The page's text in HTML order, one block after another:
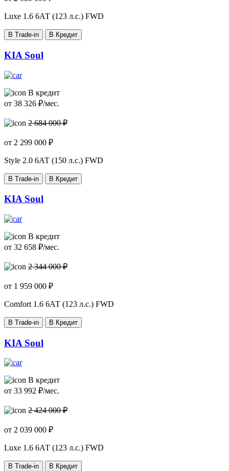
Luxe 1.6 6АТ (123 л.с.) FWD
В Trade-in В Кредит
KIA Soul
В кредит
от 38 326 ₽/мес.
2 684 000 ₽
от 2 299 000 ₽
Style 2.0 6АТ (150 л.с.) FWD
В Trade-in В Кредит
KIA Soul
В кредит
от 32 658 ₽/мес.
2 344 000 ₽
от 1 959 000 ₽
Comfort 1.6 6АТ (123 л.с.) FWD
В Trade-in В Кредит
KIA Soul
В кредит
от 33 992 ₽/мес.
2 424 000 ₽
от 2 039 000 ₽
Luxe 1.6 6АТ (123 л.с.) FWD
В Trade-in В Кредит